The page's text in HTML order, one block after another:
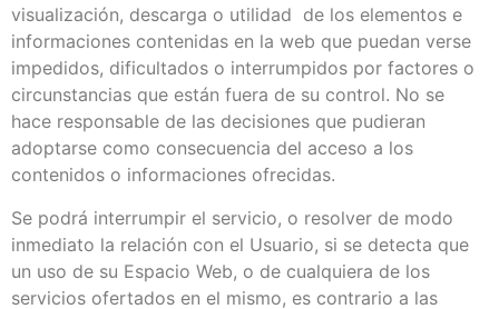
visualización, descarga o utilidad de los elementos e
informaciones contenidas en la web que puedan verse
impedidos, dificultados o interrumpidos por factores o
circunstancias que están fuera de su control. No se
hace responsable de las decisiones que pudieran
adoptarse como consecuencia del acceso a los
contenidos o informaciones ofrecidas.
Se podrá interrumpir el servicio, o resolver de modo
inmediato la relación con el Usuario, si se detecta que
un uso de su Espacio Web, o de cualquiera de los
servicios ofertados en el mismo, es contrario a las